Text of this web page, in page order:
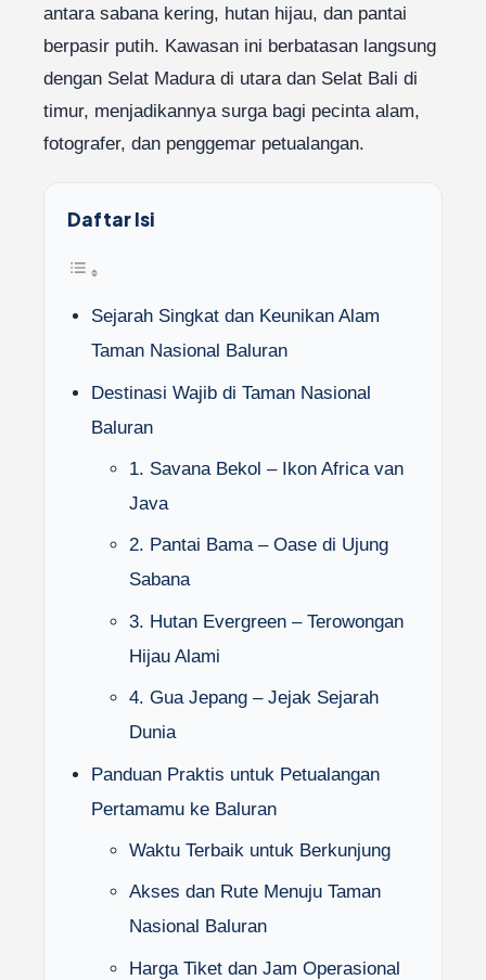
antara sabana kering, hutan hijau, dan pantai
berpasir putih. Kawasan ini berbatasan langsung
dengan Selat Madura di utara dan Selat Bali di
timur, menjadikannya surga bagi pecinta alam,
fotografer, dan penggemar petualangan.
Daftar Isi
Sejarah Singkat dan Keunikan Alam
Taman Nasional Baluran
Destinasi Wajib di Taman Nasional
Baluran
1. Savana Bekol – Ikon Africa van
Java
2. Pantai Bama – Oase di Ujung
Sabana
3. Hutan Evergreen – Terowongan
Hijau Alami
4. Gua Jepang – Jejak Sejarah
Dunia
Panduan Praktis untuk Petualangan
Pertamamu ke Baluran
Waktu Terbaik untuk Berkunjung
Akses dan Rute Menuju Taman
Nasional Baluran
Harga Tiket dan Jam Operasional